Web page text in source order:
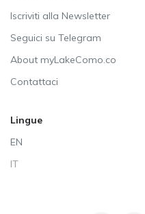
Iscriviti alla Newsletter
Seguici su Telegram
About myLakeComo.co
Contattaci
Lingue
EN
IT